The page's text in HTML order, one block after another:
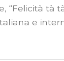
“Felicità
e